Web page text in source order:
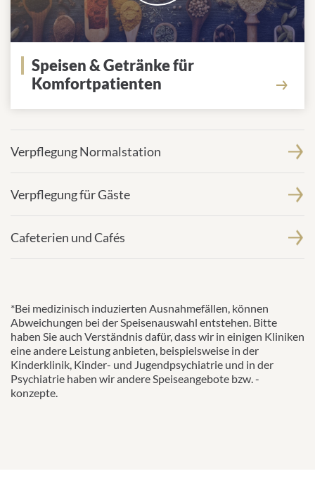
Speisen & Getränke für
Komfortpatienten
Verpflegung Normalstation
Verpflegung für Gäste
Cafeterien und Cafés
*Bei medizinisch induzierten Ausnahmefällen, können
Abweichungen bei der Speisenauswahl entstehen. Bitte
haben Sie auch Verständnis dafür, dass wir in einigen Kliniken
eine andere Leistung anbieten, beispielsweise in der
Kinderklinik, Kinder- und Jugendpsychiatrie und in der
Psychiatrie haben wir andere Speiseangebote bzw. -
konzepte.